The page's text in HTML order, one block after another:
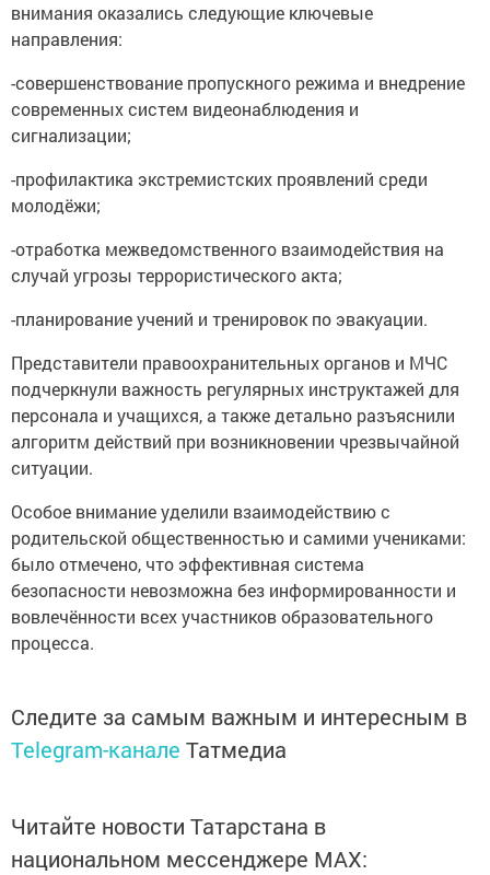
внимания оказались следующие ключевые
направления:
-совершенствование пропускного режима и внедрение
современных систем видеонаблюдения и
сигнализации;
-профилактика экстремистских проявлений среди
молодёжи;
-отработка межведомственного взаимодействия на
случай угрозы террористического акта;
-планирование учений и тренировок по эвакуации.
Представители правоохранительных органов и МЧС
подчеркнули важность регулярных инструктажей для
персонала и учащихся, а также детально разъяснили
алгоритм действий при возникновении чрезвычайной
ситуации.
Особое внимание уделили взаимодействию с
родительской общественностью и самими учениками:
было отмечено, что эффективная система
безопасности невозможна без информированности и
вовлечённости всех участников образовательного
процесса.
Следите за самым важным и интересным в
Telegram-канале Татмедиа
Читайте новости Татарстана в
национальном мессенджере MАХ: